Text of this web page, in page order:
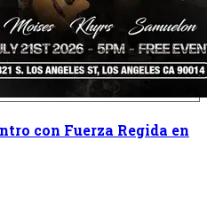
con Fuerza Regida en